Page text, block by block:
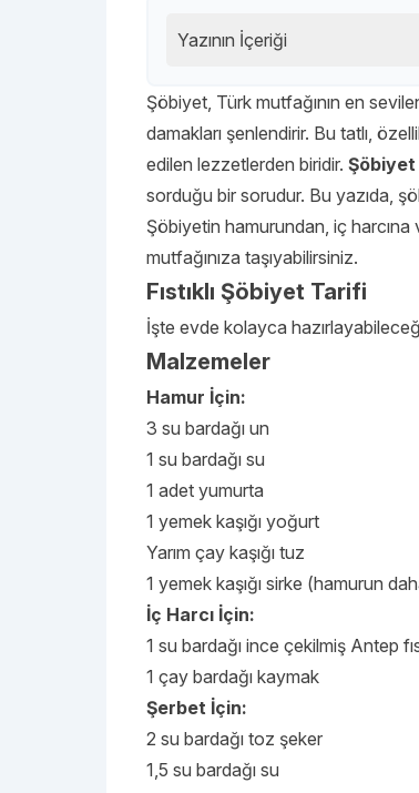
Yazının İçeriği
Şöbiyet, Türk mutfağının en
damakları şenlendirir. Bu tatlı,
edilen lezzetlerden biridir. Şöbiyet
sorduğu bir sorudur. Bu yazıda,
Şöbiyetin hamurundan, iç harcına
mutfağınıza taşıyabilirsiniz.
Fıstıklı Şöbiyet Tarifi
İşte evde kolayca
Malzemeler
Hamur İçin:
3 su bardağı un
1 su bardağı su
1 adet yumurta
1 yemek kaşığı yoğurt
Yarım çay kaşığı tuz
1 yemek kaşığı sirke (hamurun
İç Harcı İçin:
1 su bardağı ince çekilmiş Antep
1 çay bardağı kaymak
Şerbet İçin:
2 su bardağı toz şeker
1,5 su bardağı su